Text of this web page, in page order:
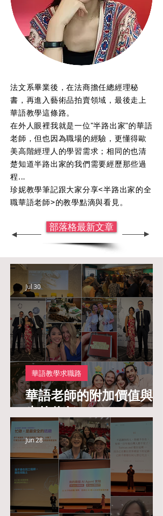
法文系畢業後，在法商擔任總經理秘
書，再進入藝術品拍賣領域，最後走上
華語教學這條路。
​在外人眼裡我就是一位"半路出家"的華語
老師，但也因為職場的經驗，更懂得歐
美高階經理人的學習需求；相同的也清
楚知道半路出家的我們需要經歷那些過
程...
珍妮教學筆記跟大家分享<半路出家的全
職華語老師>的教學點滴與看見。
部落格最新文章
華語老師的附加價值與學
生的信任
華語教學求職路
Jul 30
Jun 28